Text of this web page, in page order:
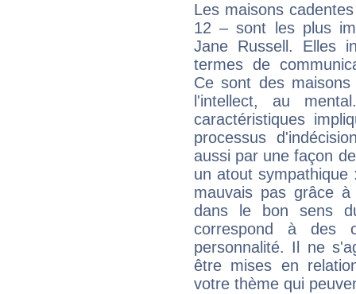
Les maisons
12 – sont les plus
Jane Russell. Elles
termes de
Ce sont des
l'intellect, au
caractéristiques
processus
aussi par une façon
un atout
mauvais pas grâce
dans le bon sens
correspond à des
personnalité. Il ne
être mises en
votre thème qui